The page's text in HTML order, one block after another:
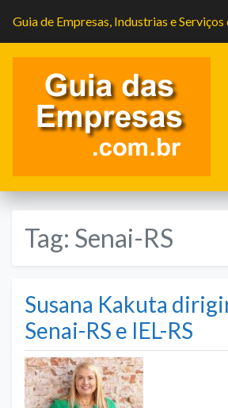
Guia de Empresas, Industrias e
Tag: Senai-RS
Susana Kakuta
Senai-RS e IEL-RS